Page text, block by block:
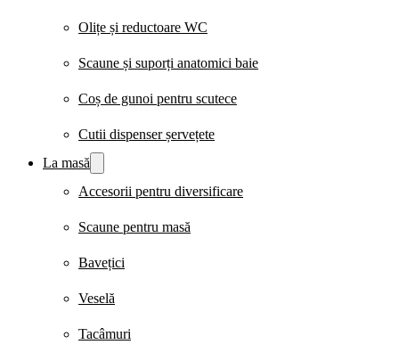
Olițe și reductoare WC
Scaune și suporți anatomici baie
Coș de gunoi pentru scutece
Cutii dispenser șervețete
La masă
Accesorii pentru diversificare
Scaune pentru masă
Bavețici
Veselă
Tacâmuri